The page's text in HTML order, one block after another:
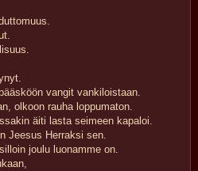
vangit vankiloistaan.
olkoon rauha loppumaton.
äiti lasta seimeen kapaloi.
Jeesus Herraksi sen.
joulu luonamme on.